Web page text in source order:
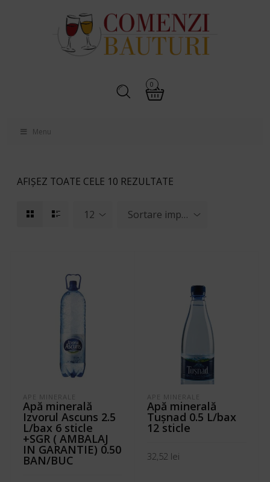
0
Menu
AFIȘEZ TOATE CELE 10 REZULTATE
12 Sortare implicită
APE MINERALE
Apă minerală
Izvorul Ascuns 2.5
L/bax 6 sticle
+SGR ( AMBALAJ
IN GARANTIE) 0.50
BAN/BUC
APE MINERALE
Apă minerală
Tuşnad 0.5 L/bax
12 sticle
32,52 lei